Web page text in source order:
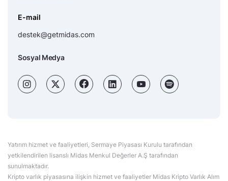
E-mail
destek@getmidas.com
Sosyal Medya
Yatırım hizmet ve faaliyetleri, Sermaye Piyasası Kurulu tarafından
yetkilendirilen lisanslı Midas Menkul Değerler A.Ş tarafından
sunulmaktadır.
Kripto varlık piyasasına ilişkin hizmet ve faaliyetler Midas Kripto Varlık Alım